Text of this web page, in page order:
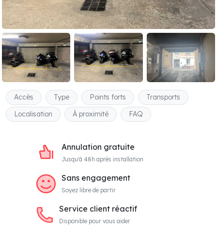
Accès Type Points forts
Transports
Localisation
À proximité FAQ
Annulation gratuite
Jusqu'à 48h après installation
Sans engagement
Soyez libre de partir
Service client réactif
Disponible pour vous aider